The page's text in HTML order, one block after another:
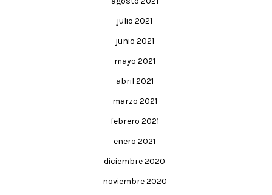
julio 2021
junio 2021
mayo 2021
abril 2021
marzo 2021
febrero 2021
enero 2021
diciembre 2020
noviembre 2020